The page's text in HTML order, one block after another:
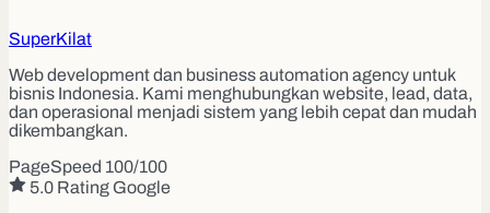
SuperKilat
Web development dan business automation agency untuk
bisnis Indonesia. Kami menghubungkan website, lead, data,
dan operasional menjadi sistem yang lebih cepat dan mudah
dikembangkan.
PageSpeed 100/100
5.0 Rating Google